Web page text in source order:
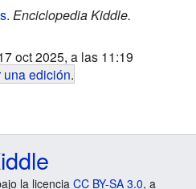
. Enciclopedia Kiddle.
oct 2025, a las 11:19
una edición.
la licencia CC BY-SA 3.0, a